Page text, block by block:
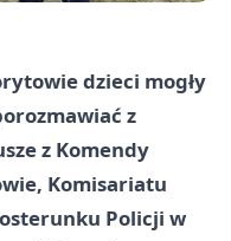
dzieci mogły
z
z Komendy
Komisariatu
Policji w